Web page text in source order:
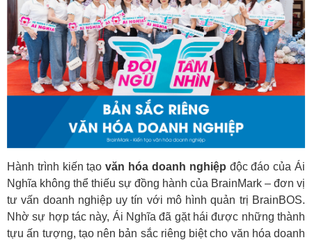
Hành trình kiến tạovăn hóa doanh nghiệp độc đáo của Ái
Nghĩa không thể thiếu sự đồng hành của BrainMark – đơn vị
tư vấn doanh nghiệp uy tín với mô hình quản trị BrainBOS.
Nhờ sự hợp tác này, Ái Nghĩa đã gặt hái được những thành
tựu ấn tượng, tạo nên bản sắc riêng biệt cho văn hóa doanh